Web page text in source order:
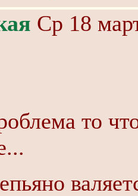
Ср 18
то